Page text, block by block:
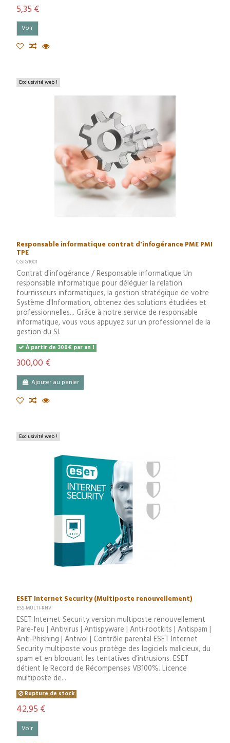
5,35 €
Voir
Exclusivité web !
Responsable informatique contrat d'infogérance PME PMI
TPE
CGIG1001
Contrat d'infogérance / Responsable informatique Un
responsable informatique pour déléguer la relation
fournisseurs informatiques, la gestion stratégique de votre
Système d'Information, obtenez des solutions étudiées et
professionnelles... Grâce à notre service de responsable
informatique, vous vous appuyez sur un professionnel de la
gestion du SI.
À partir de 300€ par an !
300,00 €
Ajouter au panier
Exclusivité web !
ESET Internet Security (Multiposte renouvellement)
ESS-MULTI-RNV
ESET Internet Security version multiposte renouvellement
Pare-feu | Antivirus | Antispyware | Anti-rootkits | Antispam |
Anti-Phishing | Antivol | Contrôle parental ESET Internet
Security multiposte vous protège des logiciels malicieux, du
spam et en bloquant les tentatives d’intrusions. ESET
détient le Record de Récompenses VB100%. Licence
multiposte de...
Rupture de stock
42,95 €
Voir